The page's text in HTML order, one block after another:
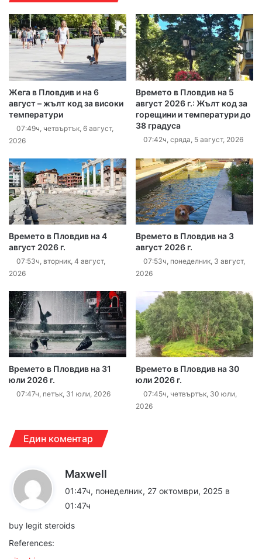
Жега в Пловдив и на 6
август – жълт код за високи
температури
07:49ч, четвъртък, 6 август,
2026
Времето в Пловдив на 5
август 2026 г.: Жълт код за
горещини и температури до
38 градуса
07:42ч, сряда, 5 август, 2026
Времето в Пловдив на 4
август 2026 г.
07:53ч, вторник, 4 август,
2026
Времето в Пловдив на 3
август 2026 г.
07:53ч, понеделник, 3 август,
2026
Времето в Пловдив на 31
юли 2026 г.
07:47ч, петък, 31 юли, 2026
Времето в Пловдив на 30
юли 2026 г.
07:45ч, четвъртък, 30 юли,
2026
Един коментар
Maxwell
01:47ч, понеделник, 27 октомври, 2025 в
01:47ч
buy legit steroids
References: